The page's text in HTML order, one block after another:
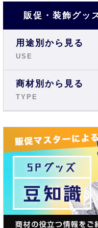
販促・装飾グッ
用途別から見る
USE
店舗・ショップ事例
展示会・説明会事
お祭り事例
商店街・イベント
オフィス・現場事
学校・スクール事
商材別から見る
TYPE
旗・フラッグ
テーブルクロス
バックパネル
バナースタンド